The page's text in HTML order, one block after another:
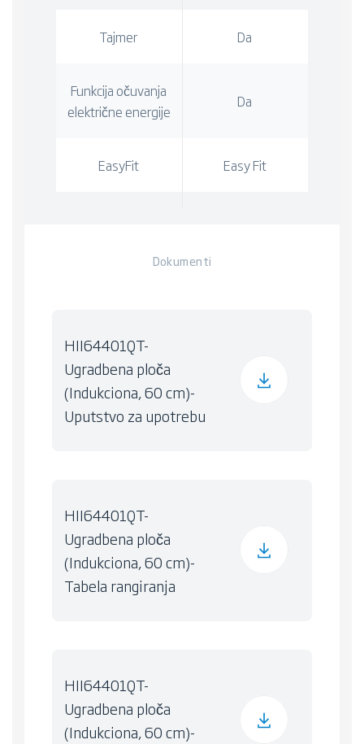
Tajmer Da
Funkcija očuvanja
električne energije
Da
EasyFit Easy Fit
Dokumenti
HII64401QT-
Ugradbena ploča
(Indukciona, 60 cm)-
Uputstvo za upotrebu
HII64401QT-
Ugradbena ploča
(Indukciona, 60 cm)-
Tabela rangiranja
HII64401QT-
Ugradbena ploča
(Indukciona, 60 cm)-